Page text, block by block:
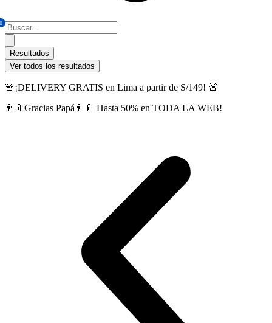
0 Search
...
Resultados
Ver todos los resultados
🚨¡DELIVERY GRATIS en Lima a partir de S/149! 🚨
👨‍🍼Gracias Papá👨‍🍼 Hasta 50% en TODA LA WEB!